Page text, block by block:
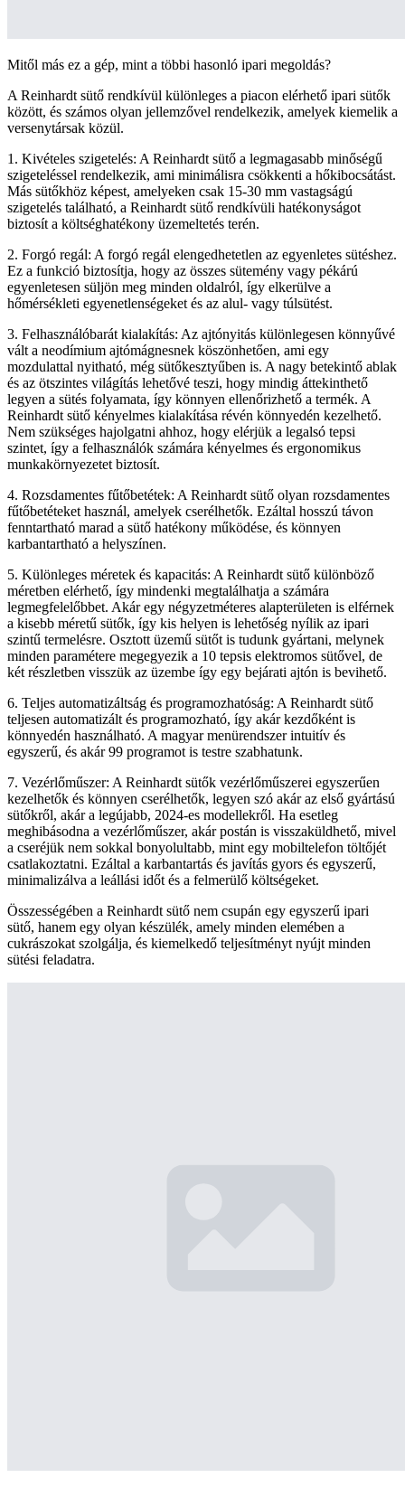
Mitől más ez a gép, mint a többi hasonló ipari megoldás?
A Reinhardt sütő rendkívül különleges a piacon elérhető ipari sütők
között, és számos olyan jellemzővel rendelkezik, amelyek kiemelik a
versenytársak közül.
1. Kivételes szigetelés: A Reinhardt sütő a legmagasabb minőségű
szigeteléssel rendelkezik, ami minimálisra csökkenti a hőkibocsátást.
Más sütőkhöz képest, amelyeken csak 15-30 mm vastagságú
szigetelés található, a Reinhardt sütő rendkívüli hatékonyságot
biztosít a költséghatékony üzemeltetés terén.
2. Forgó regál: A forgó regál elengedhetetlen az egyenletes sütéshez.
Ez a funkció biztosítja, hogy az összes sütemény vagy pékárú
egyenletesen süljön meg minden oldalról, így elkerülve a
hőmérsékleti egyenetlenségeket és az alul- vagy túlsütést.
3. Felhasználóbarát kialakítás: Az ajtónyitás különlegesen könnyűvé
vált a neodímium ajtómágnesnek köszönhetően, ami egy
mozdulattal nyitható, még sütőkesztyűben is. A nagy betekintő ablak
és az ötszintes világítás lehetővé teszi, hogy mindig áttekinthető
legyen a sütés folyamata, így könnyen ellenőrizhető a termék. A
Reinhardt sütő kényelmes kialakítása révén könnyedén kezelhető.
Nem szükséges hajolgatni ahhoz, hogy elérjük a legalsó tepsi
szintet, így a felhasználók számára kényelmes és ergonomikus
munkakörnyezetet biztosít.
4. Rozsdamentes fűtőbetétek: A Reinhardt sütő olyan rozsdamentes
fűtőbetéteket használ, amelyek cserélhetők. Ezáltal hosszú távon
fenntartható marad a sütő hatékony működése, és könnyen
karbantartható a helyszínen.
5. Különleges méretek és kapacitás: A Reinhardt sütő különböző
méretben elérhető, így mindenki megtalálhatja a számára
legmegfelelőbbet. Akár egy négyzetméteres alapterületen is elférnek
a kisebb méretű sütők, így kis helyen is lehetőség nyílik az ipari
szintű termelésre. Osztott üzemű sütőt is tudunk gyártani, melynek
minden paramétere megegyezik a 10 tepsis elektromos sütővel, de
két részletben visszük az üzembe így egy bejárati ajtón is bevihető.
6. Teljes automatizáltság és programozhatóság: A Reinhardt sütő
teljesen automatizált és programozható, így akár kezdőként is
könnyedén használható. A magyar menürendszer intuitív és
egyszerű, és akár 99 programot is testre szabhatunk.
7. Vezérlőműszer: A Reinhardt sütők vezérlőműszerei egyszerűen
kezelhetők és könnyen cserélhetők, legyen szó akár az első gyártású
sütőkről, akár a legújabb, 2024-es modellekről. Ha esetleg
meghibásodna a vezérlőműszer, akár postán is visszaküldhető, mivel
a cseréjük nem sokkal bonyolultabb, mint egy mobiltelefon töltőjét
csatlakoztatni. Ezáltal a karbantartás és javítás gyors és egyszerű,
minimalizálva a leállási időt és a felmerülő költségeket.
Összességében a Reinhardt sütő nem csupán egy egyszerű ipari
sütő, hanem egy olyan készülék, amely minden elemében a
cukrászokat szolgálja, és kiemelkedő teljesítményt nyújt minden
sütési feladatra.